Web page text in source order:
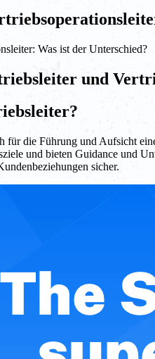
Was ist der Unterschied?
und
die Führung und Aufsicht
und bieten Guidance und
sicher.